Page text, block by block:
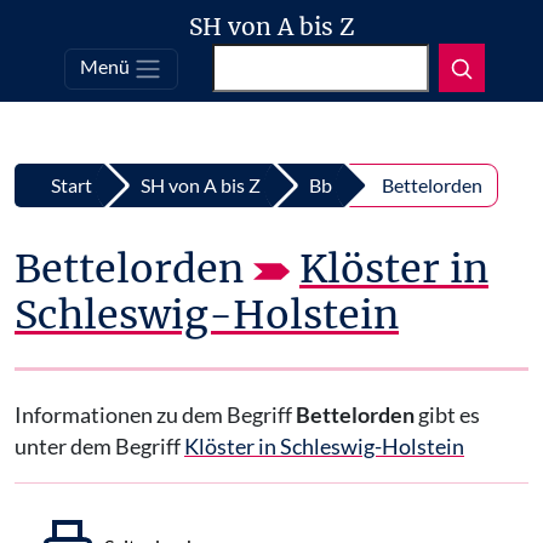
Top
Zum Inhalt springen
SH von A bis Z
Menü
Start SH von A bis Z Bb Bettelorden
Bettelorden
Klöster in
Schleswig-Holstein
Informationen zu dem BegriffBettelordengibt es
unter dem BegriffKlöster in Schleswig-Holstein